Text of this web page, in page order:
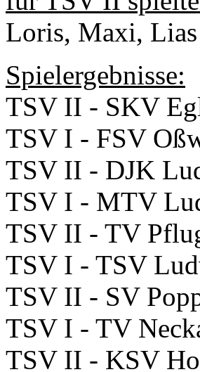
Loris, Maxi, Lias
Spielergebnisse:
TSV II - SKV
TSV I - FSV
TSV II - DJK
TSV I - MTV
TSV II - TV
TSV I - TSV
TSV II - SV
TSV I - TV
TSV II - KSV